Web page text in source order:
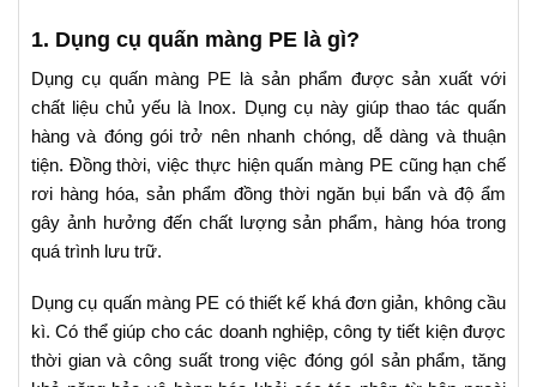
1. Dụng cụ quấn màng PE là gì?
Dụng cụ quấn màng PE là sản phẩm được sản xuất với
chất liệu chủ yếu là Inox. Dụng cụ này giúp thao tác quấn
hàng và đóng gói trở nên nhanh chóng, dễ dàng và thuận
tiện. Đồng thời, việc thực hiện quấn màng PE cũng hạn chế
rơi hàng hóa, sản phẩm đồng thời ngăn bụi bẩn và độ ẩm
gây ảnh hưởng đến chất lượng sản phẩm, hàng hóa trong
quá trình lưu trữ.
Dụng cụ quấn màng PE có thiết kế khá đơn giản, không cầu
kì. Có thể giúp cho các doanh nghiệp, công ty tiết kiện được
thời gian và công suất trong việc đóng góI sản phẩm, tăng